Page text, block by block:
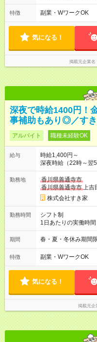
週2日～・1日4ｈ～
特徴 副業・WワークOK
気になる！
掲載元企業名
深夜で時給1400円！
事補助もあり◎／す
アルバイト 職種未経験OK
給与
時給1,400円～
深夜時給（22時～翌5時）：1400円
試用期間の長さ：1
試用期間の実態は30
一ヶ月とさせていた
同時給）
勤務地
香川県善通寺市
香川県善通寺市上吉
株式会社すき家
勤務時間
シフト制
1日あたりの実働時
週2日～・1日2h～
のみ勤務可能です（18
す。 必ず、2名以上
す。
期間 春・夏・冬休み期間
特徴 副業・WワークOK
気になる！
掲載元企